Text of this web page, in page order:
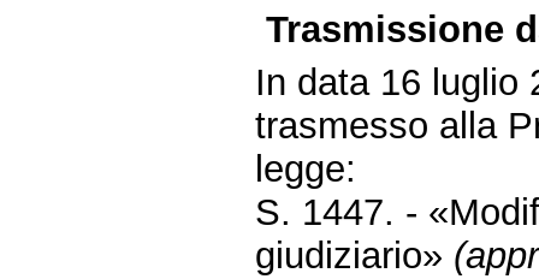
Trasmissione
In data 16 luglio
trasmesso alla
legge:
S. 1447. -
giudiziario»